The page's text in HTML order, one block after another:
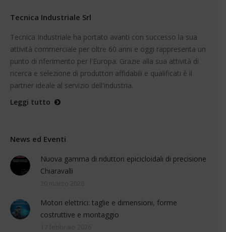
Tecnica Industriale Srl
Tecnica Industriale ha portato avanti con successo la sua
attività commerciale per oltre 60 anni e oggi rappresenta un
punto di riferimento per l'Europa. Grazie alla sua attività di
ricerca e selezione di produttori affidabili e qualificati è il
partner ideale al servizio dell'industria.
Leggi tutto
News ed Eventi
Nuova gamma di riduttori epicicloidali di precisione
Chiaravalli
Motori elettrici: taglie e dimensioni, forme
costruttive e montaggio